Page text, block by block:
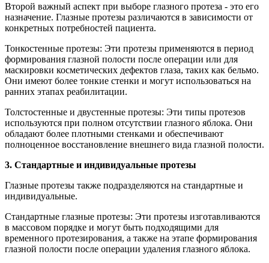
Второй важный аспект при выборе глазного протеза - это его
назначение. Глазные протезы различаются в зависимости от
конкретных потребностей пациента.
Тонкостенные протезы: Эти протезы применяются в период
формирования глазной полости после операции или для
маскировки косметических дефектов глаза, таких как бельмо.
Они имеют более тонкие стенки и могут использоваться на
ранних этапах реабилитации.
Толстостенные и двустенные протезы: Эти типы протезов
используются при полном отсутствии глазного яблока. Они
обладают более плотными стенками и обеспечивают
полноценное восстановление внешнего вида глазной полости.
3. Стандартные и индивидуальные протезы
Глазные протезы также подразделяются на стандартные и
индивидуальные.
Стандартные глазные протезы: Эти протезы изготавливаются
в массовом порядке и могут быть подходящими для
временного протезирования, а также на этапе формирования
глазной полости после операции удаления глазного яблока.